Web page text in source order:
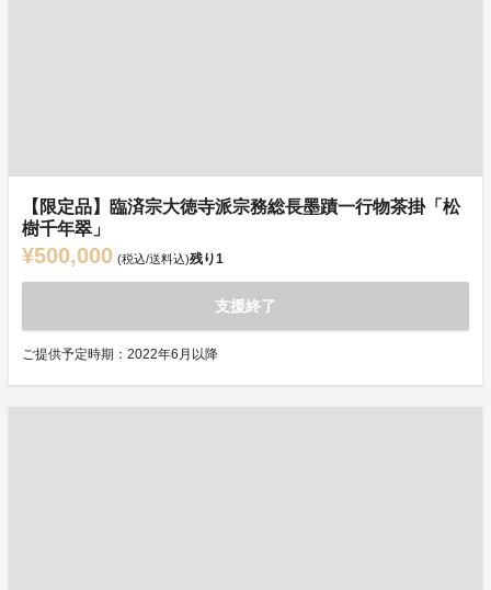
【限定品】臨済宗大徳寺派宗務総長墨蹟一行物茶掛「松
樹千年翠」
¥500,000 (税込/送料込)残り1
支援終了
ご提供予定時期：2022年6月以降